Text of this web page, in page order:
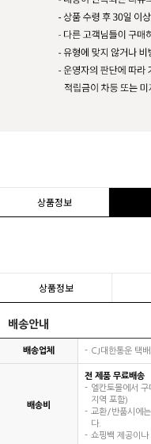
상품정보
상품정보
배송안내
배송업체 CJ대한통운 택배
배송비
전 제품 무료배송
엘칸토몰에서
지역 포함)
교환/반품시에
다.
쇼핑백 제공이나